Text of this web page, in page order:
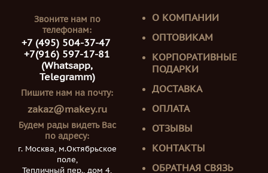
Звоните нам по
телефонам:
+7 (495) 504-37-47
+7(916) 597-17-81
(Whatsapp,
Telegramm)
Пишите нам на почту:
zakaz@makey.ru
Будем рады видеть Вас
по адресу:
г. Москва, м.Октябрьское
поле,
Тепличный пер., дом 4,
О КОМПАНИИ
ОПТОВИКАМ
КОРПОРАТИВНЫЕ
ПОДАРКИ
ДОСТАВКА
ОПЛАТА
ОТЗЫВЫ
КОНТАКТЫ
ОБРАТНАЯ СВЯЗЬ